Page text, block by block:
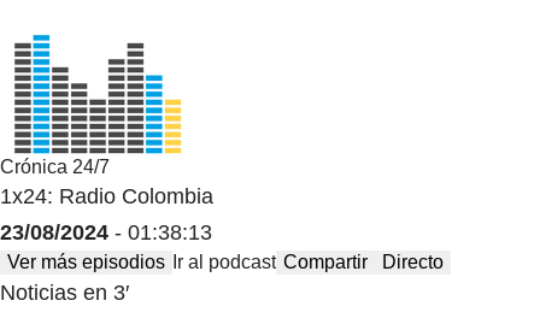
Crónica 24/7
1x24: Radio Colombia
23/08/2024 - 01:38:13
Ver más episodios Ir al podcast Compartir Directo
Noticias en 3′